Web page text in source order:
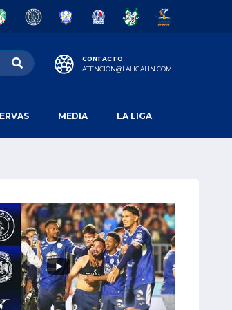
CONTACTO
ATENCION@LALIGAHN.COM
MEDIA LA LIGA